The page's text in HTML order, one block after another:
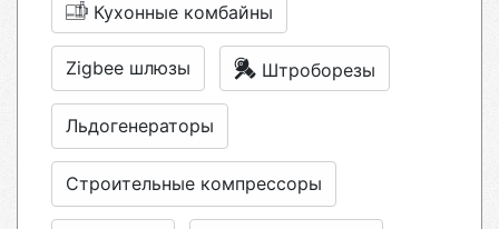
Кухонные комбайны
Zigbee шлюзы Штроборезы
Льдогенераторы
Строительные компрессоры